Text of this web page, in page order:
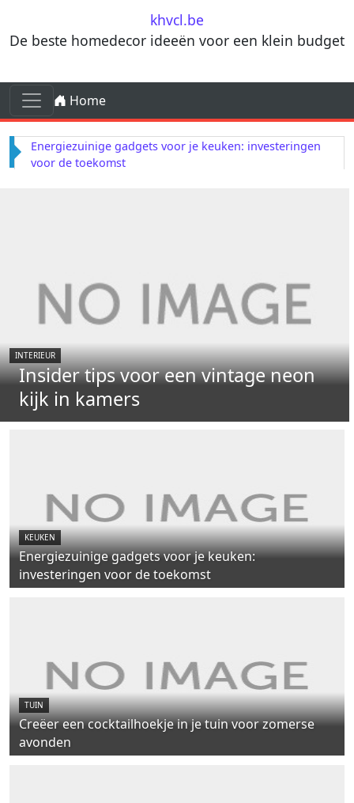
khvcl.be
De beste homedecor ideeën voor een klein budget
Skip to content
Main Navigation
Home
Energiezuinige gadgets voor je keuken: investeringen
voor de toekomst
INTERIEUR
Insider tips voor een vintage neon
kijk in kamers
KEUKEN
Energiezuinige gadgets voor je keuken:
investeringen voor de toekomst
TUIN
Creëer een cocktailhoekje in je tuin voor zomerse
avonden